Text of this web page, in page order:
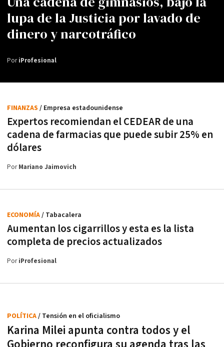
lupa de la Justicia por lavado de
dinero y narcotráfico
PoriProfesional
Expertos recomiendan el CEDEAR de una
cadena de farmacias que puede subir 25% en
dólares
FINANZAS / Empresa estadounidense
PorMariano Jaimovich
Aumentan los cigarrillos y esta es la lista
completa de precios actualizados
ECONOMÍA/ Tabacalera
PoriProfesional
Karina Milei apunta contra todos y el
POLÍTICA/ Tensión en el oficialismo